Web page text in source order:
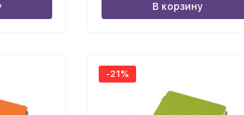
В корзину
-21%